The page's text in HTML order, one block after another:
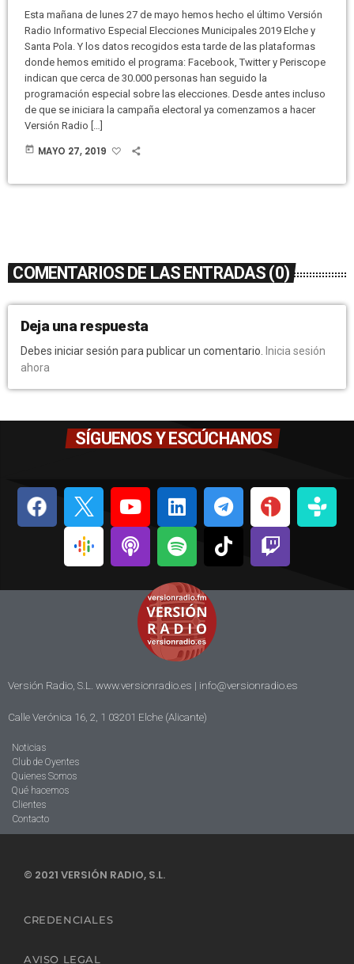
Esta mañana de lunes 27 de mayo hemos hecho el último Versión
Radio Informativo Especial Elecciones Municipales 2019 Elche y
Santa Pola. Y los datos recogidos esta tarde de las plataformas
donde hemos emitido el programa: Facebook, Twitter y Periscope
indican que cerca de 30.000 personas han seguido la
programación especial sobre las elecciones. Desde antes incluso
de que se iniciara la campaña electoral ya comenzamos a hacer
Versión Radio […]
today MAYO 27, 2019
COMENTARIOS DE LAS ENTRADAS (0)
Deja una respuesta
Debes iniciar sesión para publicar un comentario.
Inicia sesión
ahora
SÍGUENOS Y ESCÚCHANOS
Versión Radio, S.L. www.versionradio.es | info@versionradio.es
Calle Verónica 16, 2, 1 03201 Elche (Alicante)
Noticias
Club de Oyentes
Quienes Somos
Qué hacemos
Clientes
Contacto
© 2021 VERSIÓN RADIO, S.L.
CREDENCIALES
AVISO LEGAL